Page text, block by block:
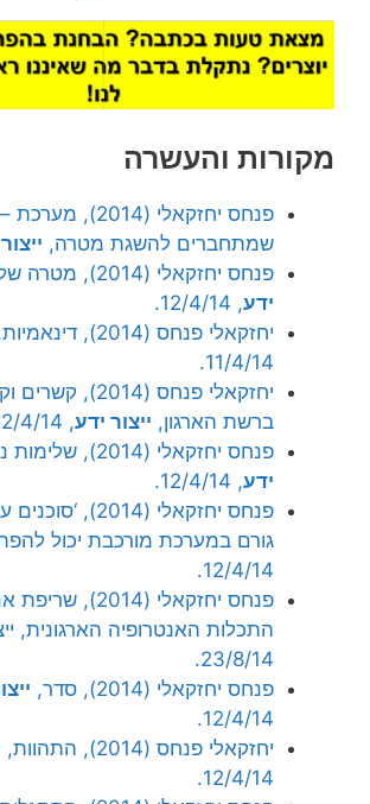
מקורות והעשרה
פנחס יחזקאלי
שמתחברים להשגת מטרה,
פנחס יחזקאלי (2014), מטרה של מערכת,
ידע, 12/4/14.
יחזקאלי פנחס (2014), דינאמיות,
11/4/14.
יחזקאלי פנחס (2014),
ברשת הארגון, ייצור ידע, 12/4/14.
פנחס יחזקאלי (2014), שלימות ניגודית,
ידע, 12/4/14.
פנחס יחזקאלי
גורם במערכת מורכבת יכול
12/4/14.
פנחס יחזקאלי (2014),
התכלות האנטרופיה הארגונית,
23/8/14.
פנחס יחזקאלי (2014), סדר,
12/4/14.
יחזקאלי פנחס (2014), התהוות,
12/4/14.